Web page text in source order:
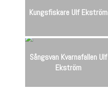
Kungsfiskare Ulf Ekström
Sångsvan Kvarnafallen Ulf
Ekström